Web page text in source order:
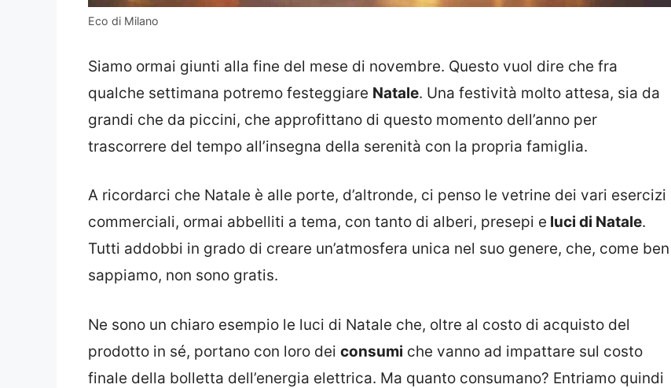
Eco di Milano
Siamo ormai giunti alla fine del mese di novembre. Questo vuol dire che fra
qualche settimana potremo festeggiare Natale. Una festività molto attesa, sia da
grandi che da piccini, che approfittano di questo momento dell’anno per
trascorrere del tempo all’insegna della serenità con la propria famiglia.
A ricordarci che Natale è alle porte, d’altronde, ci penso le vetrine dei vari esercizi
commerciali, ormai abbelliti a tema, con tanto di alberi, presepi e luci di Natale.
Tutti addobbi in grado di creare un’atmosfera unica nel suo genere, che, come ben
sappiamo, non sono gratis.
Ne sono un chiaro esempio le luci di Natale che, oltre al costo di acquisto del
prodotto in sé, portano con loro dei consumi che vanno ad impattare sul costo
finale della bolletta dell’energia elettrica. Ma quanto consumano? Entriamo quindi